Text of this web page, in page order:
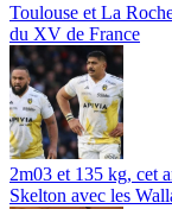
Toulouse et La
du XV de France
2m03 et 135 kg, cet
Skelton avec les